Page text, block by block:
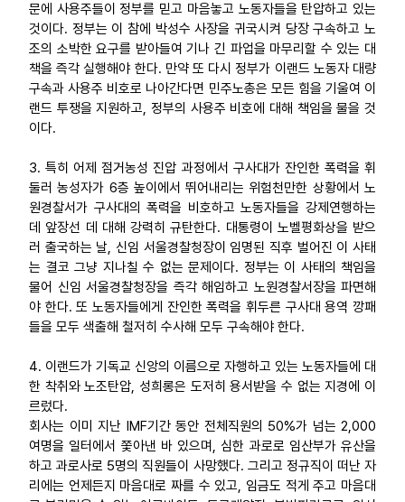
문에 사용주들이 정부를 믿고 마음놓고 노동자들을 탄압하고 있는
것이다. 정부는 이 참에 박성수 사장을 귀국시켜 당장 구속하고 노
조의 소박한 요구를 받아들여 기나 긴 파업을 마무리할 수 있는 대
책을 즉각 실행해야 한다. 만약 또 다시 정부가 이랜드 노동자 대량
구속과 사용주 비호로 나아간다면 민주노총은 모든 힘을 기울여 이
랜드 투쟁을 지원하고, 정부의 사용주 비호에 대해 책임을 물을 것
이다.
3. 특히 어제 점거농성 진압 과정에서 구사대가 잔인한 폭력을 휘
둘러 농성자가 6층 높이에서 뛰어내리는 위험천만한 상황에서 노
원경찰서가 구사대의 폭력을 비호하고 노동자들을 강제연행하는
데 앞장선 데 대해 강력히 규탄한다. 대통령이 노벨평화상을 받으
러 출국하는 날, 신임 서울경찰청장이 임명된 직후 벌어진 이 사태
는 결코 그냥 지나칠 수 없는 문제이다. 정부는 이 사태의 책임을
물어 신임 서울경찰청장을 즉각 해임하고 노원경찰서장을 파면해
야 한다. 또 노동자들에게 잔인한 폭력을 휘두른 구사대 용역 깡패
들을 모두 색출해 철저히 수사해 모두 구속해야 한다.
4. 이랜드가 기독교 신앙의 이름으로 자행하고 있는 노동자들에 대
한 착취와 노조탄압, 성희롱은 도저히 용서받을 수 없는 지경에 이
르렀다.
회사는 이미 지난 IMF기간 동안 전체직원의 50%가 넘는 2,000
여명을 일터에서 쫓아낸 바 있으며, 심한 과로로 임산부가 유산을
하고 과로사로 5명의 직원들이 사망했다. 그리고 정규직이 떠난 자
리에는 언제든지 마음대로 짜를 수 있고, 임금도 적게 주고 마음대